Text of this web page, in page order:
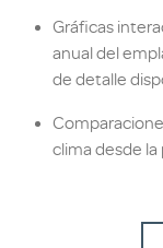
Gráficas
anual del
de detalle
clima desde